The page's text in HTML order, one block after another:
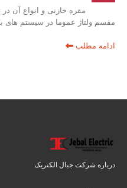
مقره خازنی و انواع آن
مقسم ولتاژ عموما در سیستم های با
ادامه مطلب
درباره شرکت جبال الکتریک